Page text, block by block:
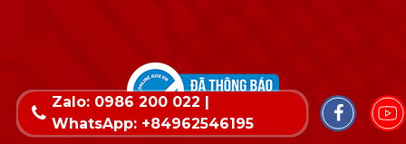
Zalo: 0986 200 022 |
WhatsApp: +84962546195